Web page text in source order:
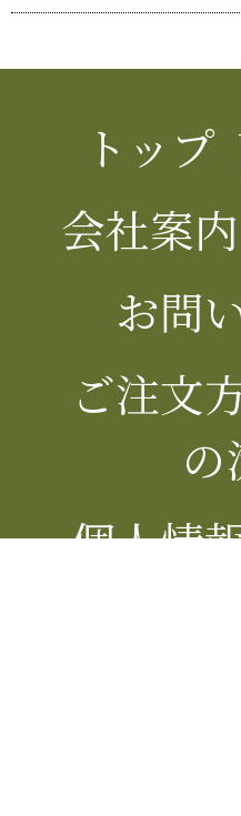
トップ
会社案内
お問
ご注文
個人情